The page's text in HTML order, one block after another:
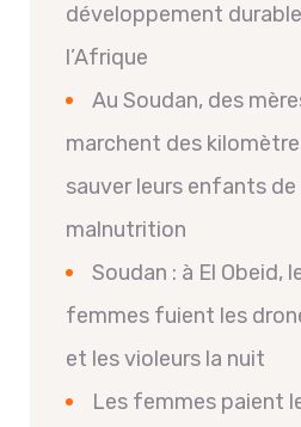
développement
l’Afrique
Au Soudan, des
marchent des
sauver leurs enfants de
malnutrition
Soudan : à El Obeid,
femmes fuient les
et les violeurs la nuit
Les femmes paient